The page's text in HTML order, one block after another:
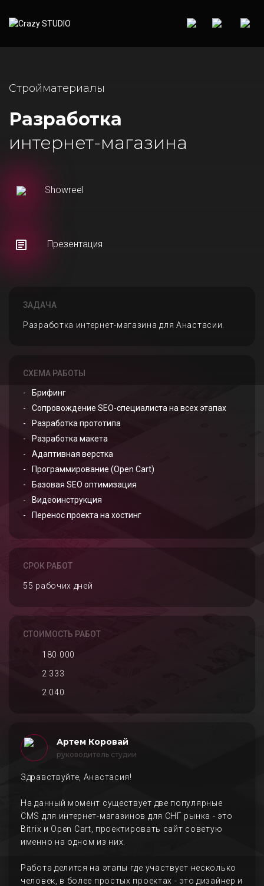
Стройматериалы
Разработка
интернет-магазина
Showreel
Презентация
ЗАДАЧА
Разработка интернет-магазина для Анастасии.
СХЕМА РАБОТЫ
Брифинг
Сопровождение SEO-специалиста на всех этапах
Разработка прототипа
Разработка макета
Адаптивная верстка
Программирование (Open Cart)
Базовая SEO оптимизация
Видеоинструкция
Перенос проекта на хостинг
СРОК РАБОТ
55 рабочих дней
СТОИМОСТЬ РАБОТ
180 000
2 333
2 040
Артем Коровай
руководитель студии
Здравствуйте, Анастасия!
На данный момент существует две популярные
CMS для интернет-магазинов для СНГ рынка - это
Bitrix и Open Cart, проектировать сайт советую
именно на одном из них.
Работа делится на этапы где участвует несколько
человек, в более простых проектах - это дизайнер и